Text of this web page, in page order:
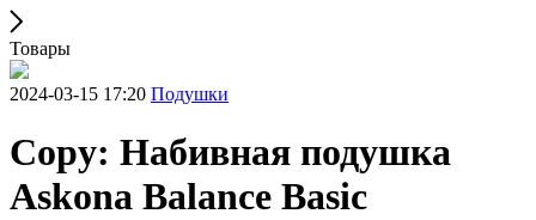
Товары
2024-03-15 17:20 Подушки
Copy: Набивная подушка
Askona Balance Basic